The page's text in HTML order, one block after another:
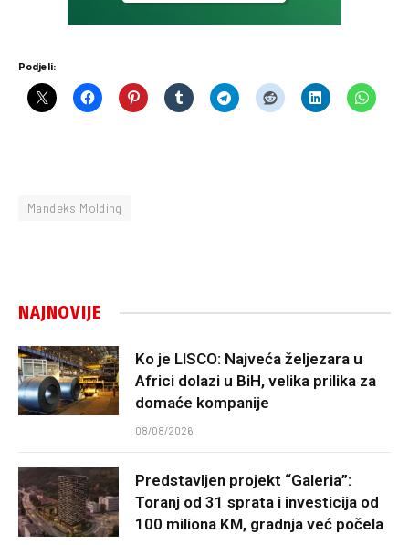
Podjeli:
Mandeks Molding
NAJNOVIJE
Ko je LISCO: Najveća željezara u
Africi dolazi u BiH, velika prilika za
domaće kompanije
08/08/2026
Predstavljen projekt “Galeria”:
Toranj od 31 sprata i investicija od
100 miliona KM, gradnja već počela